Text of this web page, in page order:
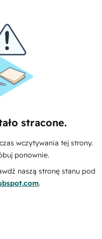
stracone.
wczytywania tej strony.
ponownie.
naszą stronę stanu pod
.